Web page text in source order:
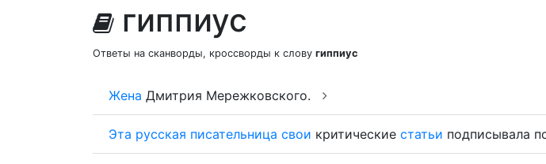
гиппиус
Ответы на сканворды, кроссворды к слову гиппиус
Жена Дмитрия Мережковского.
Эта русская писательница свои критические статьи подписывала